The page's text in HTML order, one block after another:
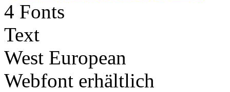
4 Fonts
Text
West European
Webfont erhältlich